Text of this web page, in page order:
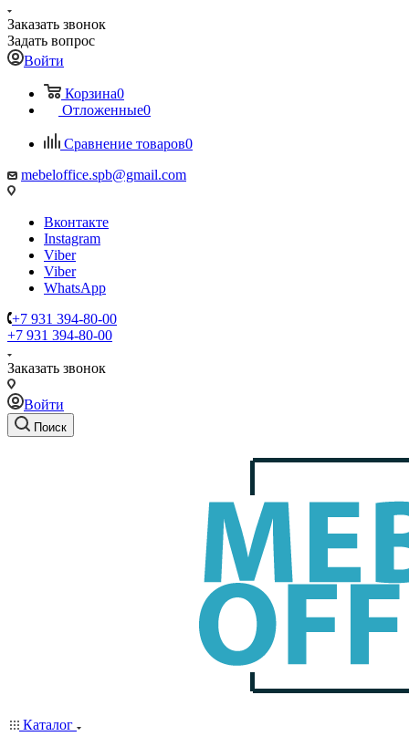
Заказать звонок
Задать вопрос
Войти
Корзина0
Отложенные0
Сравнение товаров0
mebeloffice.spb@gmail.com
Вконтакте
Instagram
Viber
Viber
WhatsApp
+7 931 394-80-00
+7 931 394-80-00
Заказать звонок
Войти
Поиск
Каталог